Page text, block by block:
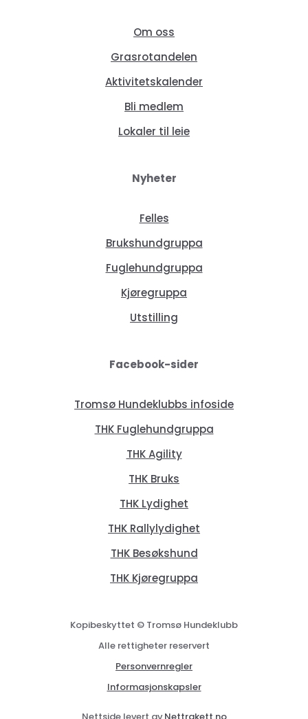
Om oss
Grasrotandelen
Aktivitetskalender
Bli medlem
Lokaler til leie
Nyheter
Felles
Brukshundgruppa
Fuglehundgruppa
Kjøregruppa
Utstilling
Facebook-sider
Tromsø Hundeklubbs infoside
THK Fuglehundgruppa
THK Agility
THK Bruks
THK Lydighet
THK Rallylydighet
THK Besøkshund
THK Kjøregruppa
Kopibeskyttet © Tromsø Hundeklubb
Alle rettigheter reservert
Personvernregler
Informasjonskapsler
Nettside levert avNettrakett.no